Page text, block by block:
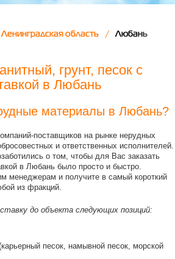
Ленинградская область Любань
грунт, песок с
в Любань
материалы в Любань?
поставщиков на рынке нерудных
и ответственных исполнителей.
о том, чтобы для Вас заказать
в Любань было просто и быстро.
менеджерам и получите в самый короткий
из фракций.
до объекта следующих позиций:
песок, намывной песок, морской